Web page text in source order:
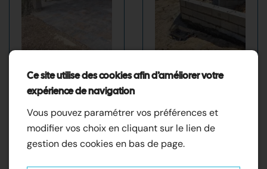
Revetement mur
et sol
Accéder à la
galerie
Aménagement
extérieur
Accéder à la
galerie
Ce site utilise des cookies afin d’améliorer votre
expérience de navigation
Vous pouvez paramétrer vos préférences et
modifier vos choix en cliquant sur le lien de
gestion des cookies en bas de page.